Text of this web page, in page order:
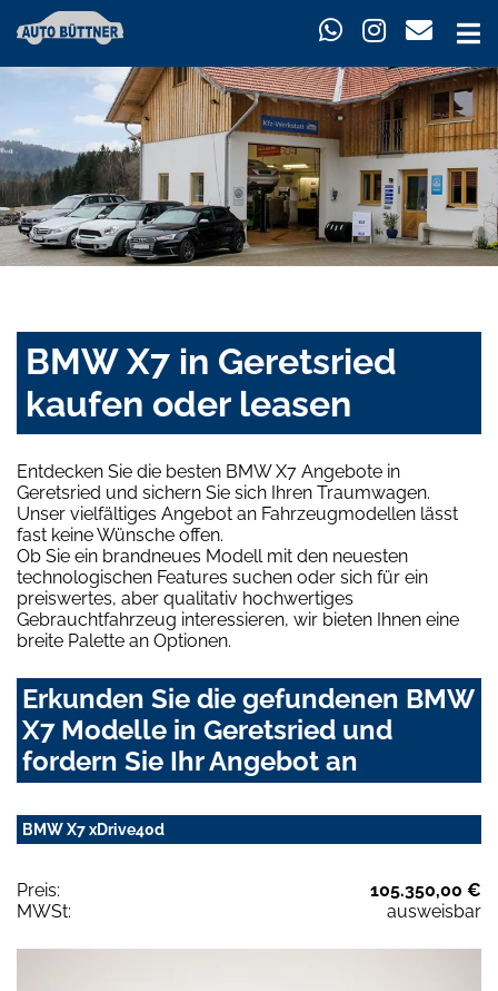
BMW X7 in Geretsried
kaufen oder leasen
Entdecken Sie die besten BMW X7 Angebote in
Geretsried und sichern Sie sich Ihren Traumwagen.
Unser vielfältiges Angebot an Fahrzeugmodellen lässt
fast keine Wünsche offen.
Ob Sie ein brandneues Modell mit den neuesten
technologischen Features suchen oder sich für ein
preiswertes, aber qualitativ hochwertiges
Gebrauchtfahrzeug interessieren, wir bieten Ihnen eine
breite Palette an Optionen.
Erkunden Sie die gefundenen BMW
X7 Modelle in Geretsried und
fordern Sie Ihr Angebot an
BMW X7 xDrive40d
Preis:
105.350,00 €
MWSt:
ausweisbar